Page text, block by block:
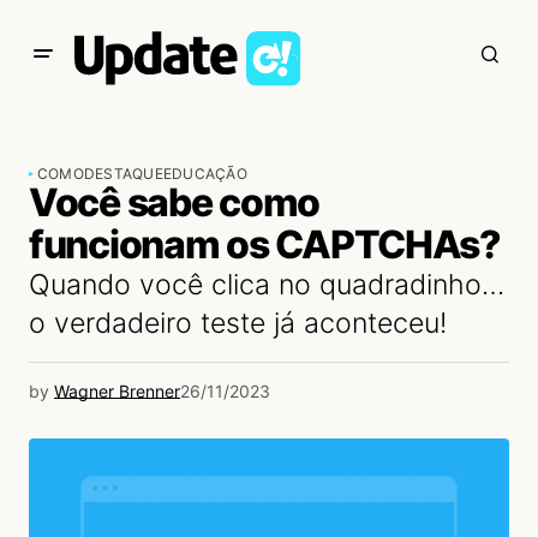
COMODESTAQUEEDUCAÇÃO
Você sabe como
funcionam os CAPTCHAs?
Quando você clica no quadradinho…
o verdadeiro teste já aconteceu!
by Wagner Brenner26/11/2023